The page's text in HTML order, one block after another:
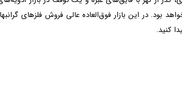
بود. در این بازار فوق‌العاده عالی فروش فلزهای
کنید.